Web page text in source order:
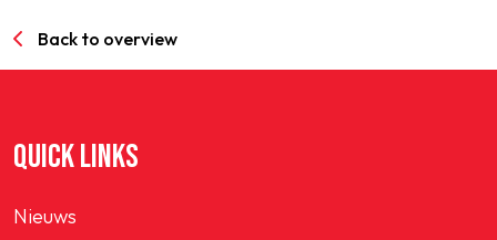
Back to overview
QUICK LINKS
Nieuws